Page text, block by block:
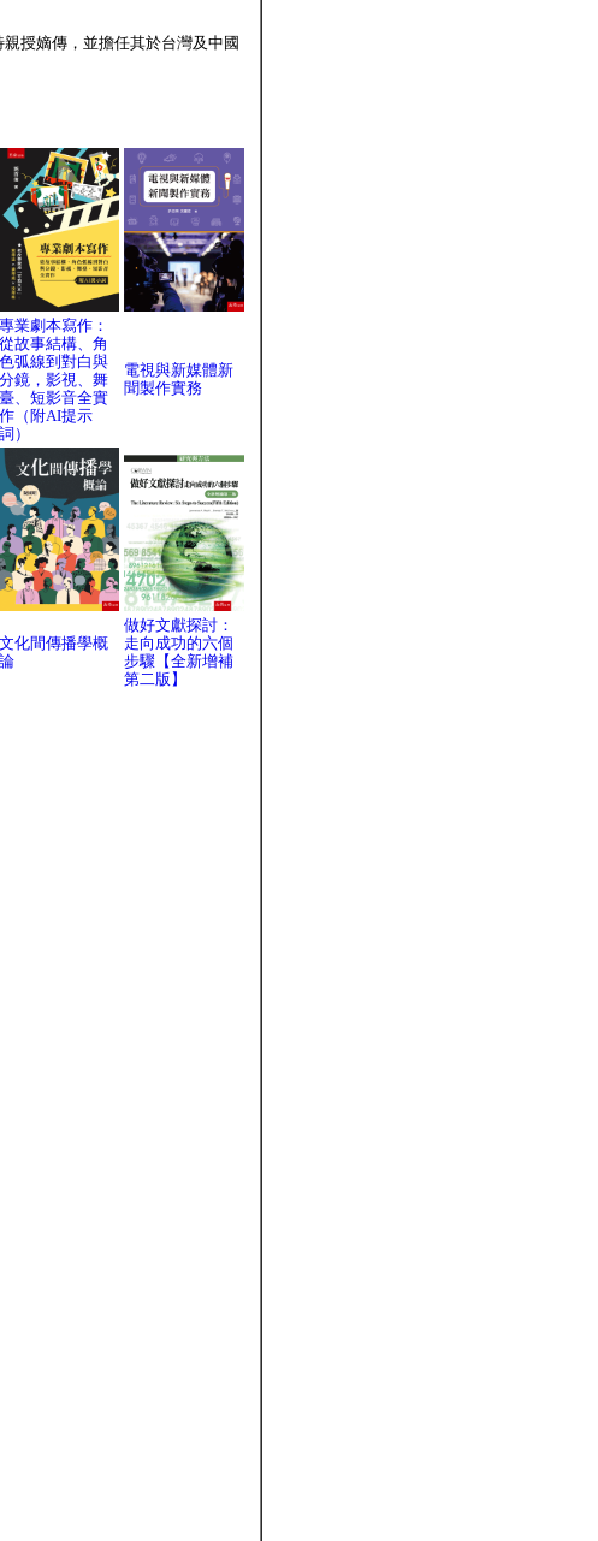
授嫡傳，並擔任其於台灣及中國
專業劇本寫作：
從故事結構、角
色弧線到對白與
分鏡，影視、舞
臺、短影音全實
作（附AI提示
詞）
電視與新媒體新
聞製作實務
文化間傳播學概
論
做好文獻探討：
走向成功的六個
步驟【全新增補
第二版】